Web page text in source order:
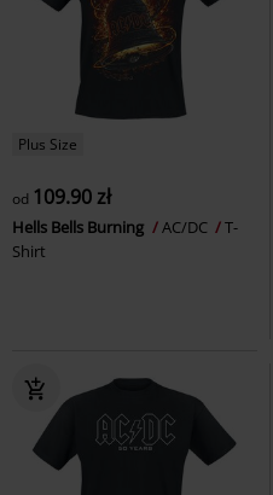
Plus Size
od 109.90 zł
Hells Bells Burning AC/DC
T-
Shirt